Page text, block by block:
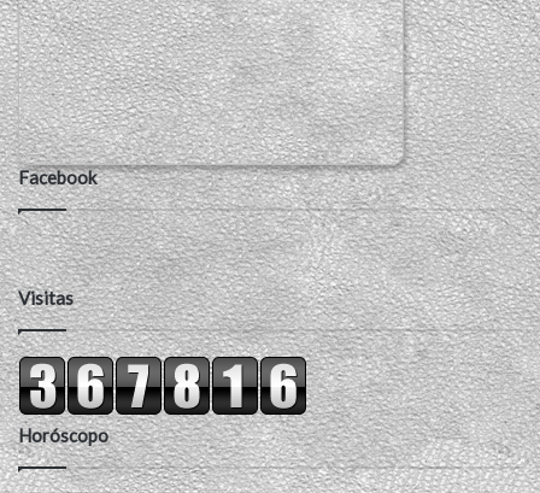
Facebook
Visitas
Horóscopo